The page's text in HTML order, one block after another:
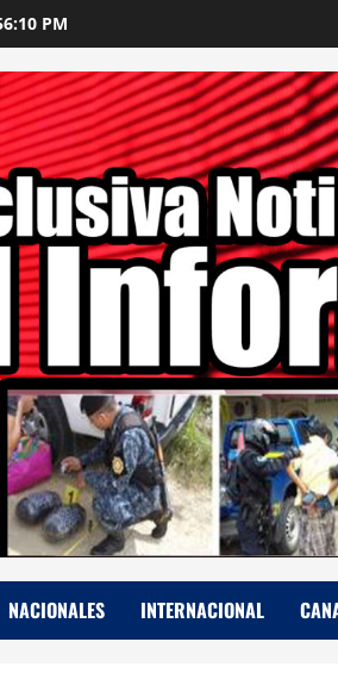
PM
NACIONALES INTERNACIONAL